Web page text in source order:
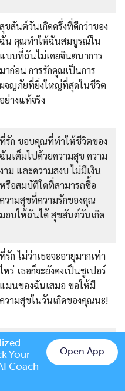
สุขสันต์วันเกิดครึ่งที่ดีกว่าของ
ฉัน คุณทำให้ฉันสมบูรณ์ใน
แบบที่ฉันไม่เคยจินตนาการ
มาก่อน การรักคุณเป็นการ
ผจญภัยที่ยิ่งใหญ่ที่สุดในชีวิต
อย่างแท้จริง
ที่รัก ขอบคุณที่ทำให้ชีวิตของ
ฉันเต็มไปด้วยความสุข ความ
งาม และความสงบ ไม่มีเงิน
หรือสมบัติใดที่สามารถซื้อ
ความสุขที่ความรักของคุณ
มอบให้ฉันได้ สุขสันต์วันเกิด
ที่รัก ไม่ว่าเธอจะอายุมากเท่า
ไหร่ เธอก็จะยังคงเป็นซูเปอร์
แมนของฉันเสมอ ขอให้มี
ความสุขในวันเกิดของคุณนะ!
ที่รัก คุณไม่รู้เลยว่าฉัน
ปรารถนาให้คุณอยู่ที่นี่กับฉัน
ในวันพิเศษนี้มากแค่ไหน ฉัน
Chat on LINE
Your
Coach
Open App